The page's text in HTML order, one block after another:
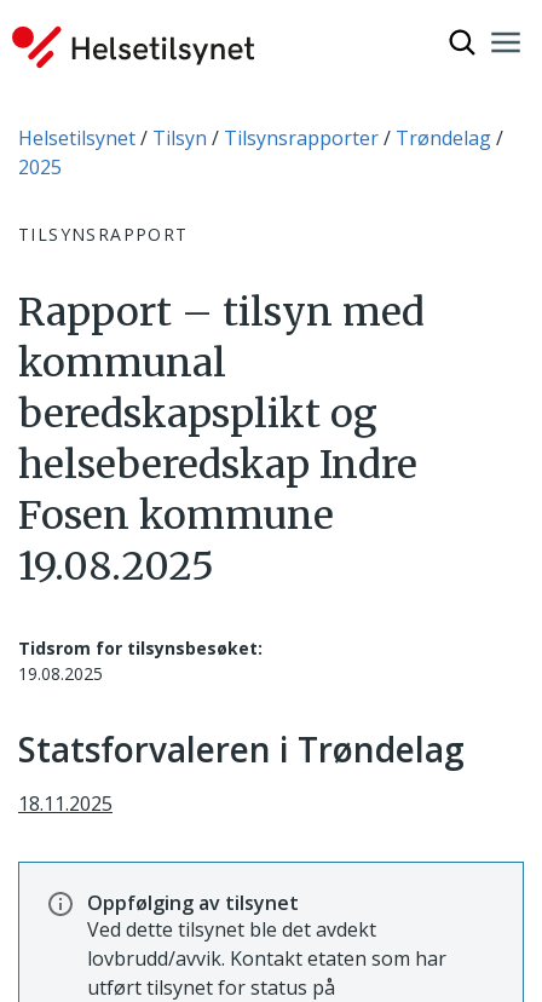
Du er her:
Helsetilsynet Tilsyn Tilsynsrapporter
Trøndelag
2025
TILSYNSRAPPORT
Rapport – tilsyn med
kommunal
beredskapsplikt og
helseberedskap Indre
Fosen kommune
19.08.2025
Tidsrom for tilsynsbesøket:
19.08.2025
Statsforvaleren i Trøndelag
18.11.2025
Oppfølging av tilsynet
Ved dette tilsynet ble det avdekt
lovbrudd/avvik. Kontakt etaten som har
utført tilsynet for status på